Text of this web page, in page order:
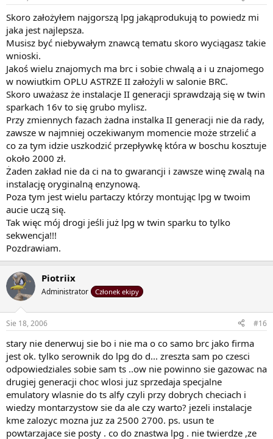
Skoro założyłem najgorszą lpg jakąprodukują to powiedz mi
jaka jest najlepsza.
Musisz być niebywałym znawcą tematu skoro wyciągasz takie
wnioski.
Jakoś wielu znajomych ma brc i sobie chwalą a i u znajomego
w nowiutkim OPLU ASTRZE II założyli w salonie BRC.
Skoro uważasz że instalacje II generacji sprawdzają się w twin
sparkach 16v to się grubo mylisz.
Przy zmiennych fazach żadna instalka II generacji nie da rady,
zawsze w najmniej oczekiwanym momencie może strzelić a
co za tym idzie uszkodzić przepływkę która w boschu kosztuje
około 2000 zł.
Żaden zakład nie da ci na to gwarancji i zawsze winę zwalą na
instalację oryginalną enzynową.
Poza tym jest wielu partaczy którzy montując lpg w twoim
aucie uczą się.
Tak więc mój drogi jeśli już lpg w twin sparku to tylko
sekwencja!!!
Pozdrawiam.
Piotriix
Administrator Członek ekipy
Sie 18, 2006 #16
stary nie denerwuj sie bo i nie ma o co samo brc jako firma
jest ok. tylko serownik do lpg do d... zreszta sam po czesci
odpowiedziales sobie sam ts ..ow nie powinno sie gazowac na
drugiej generacji choc wlosi juz sprzedaja specjalne
emulatory wlasnie do ts alfy czyli przy dobrych checiach i
wiedzy montarzystow sie da ale czy warto? jezeli instalacje
kme zalozyc mozna juz za 2500 2700. ps. usun te
powtarzajace sie posty . co do znastwa lpg . nie twierdze ,ze